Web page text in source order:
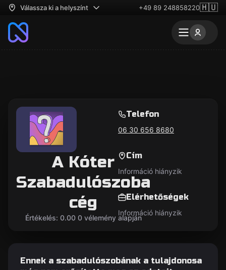
Válassza ki a helyszínt +49 89 248858220🇭🇺
A Kóter
Szabadulószoba
cég
Értékelés: 0.00 0 vélemény alapján
Telefon
06 30 656 8680
Cím
Információ hiányzik
Elérhetőségek
Információ hiányzik
Ennek a szabadulószobának a tulajdonosa